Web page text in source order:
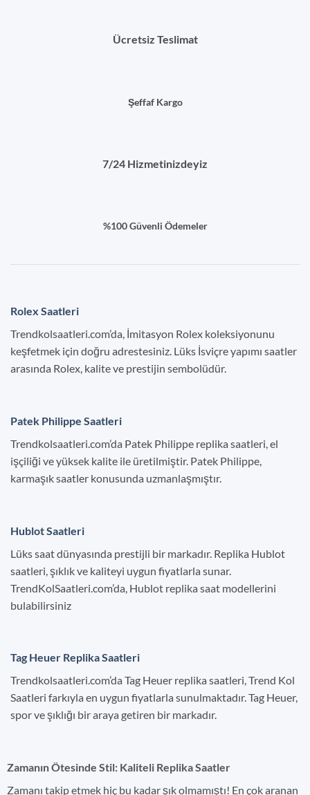
Ücretsiz Teslimat
Şeffaf Kargo
7/24 Hizmetinizdeyiz
%100 Güvenli Ödemeler
Rolex Saatleri
Trendkolsaatleri.com’da, İmitasyon Rolex koleksiyonunu
keşfetmek için doğru adrestesiniz. Lüks İsviçre yapımı saatler
arasında Rolex, kalite ve prestijin sembolüdür.
Patek Philippe Saatleri
Trendkolsaatleri.com’da Patek Philippe replika saatleri, el
işçiliği ve yüksek kalite ile üretilmiştir. Patek Philippe,
karmaşık saatler konusunda uzmanlaşmıştır.
Hublot Saatleri
Lüks saat dünyasında prestijli bir markadır. Replika Hublot
saatleri, şıklık ve kaliteyi uygun fiyatlarla sunar.
TrendKolSaatleri.com’da, Hublot replika saat modellerini
bulabilirsiniz
Tag Heuer Replika Saatleri
Trendkolsaatleri.com’da Tag Heuer replika saatleri, Trend Kol
Saatleri farkıyla en uygun fiyatlarla sunulmaktadır. Tag Heuer,
spor ve şıklığı bir araya getiren bir markadır.
Zamanın Ötesinde Stil: Kaliteli Replika Saatler
Zamanı takip etmek hiç bu kadar şık olmamıştı! En çok aranan